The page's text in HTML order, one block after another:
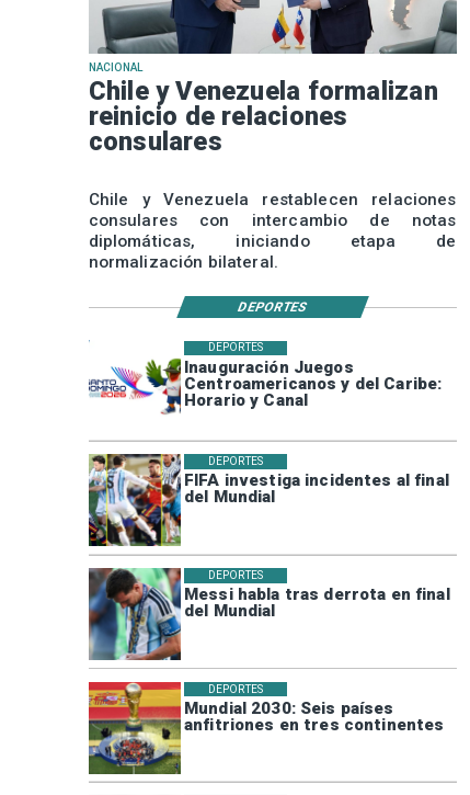
Inauguración Juegos
Centroamericanos y del Caribe:
Horario y Canal
DEPORTES
FIFA investiga incidentes al final
del Mundial
DEPORTES
Messi habla tras derrota en final
del Mundial
DEPORTES
Mundial 2030: Seis países
anfitriones en tres continentes
DEPORTES
NACIONAL
Chile y Venezuela formalizan
reinicio de relaciones
consulares
Chile y Venezuela restablecen relaciones
consulares con intercambio de notas
diplomáticas, iniciando etapa de
normalización bilateral.
DEPORTES